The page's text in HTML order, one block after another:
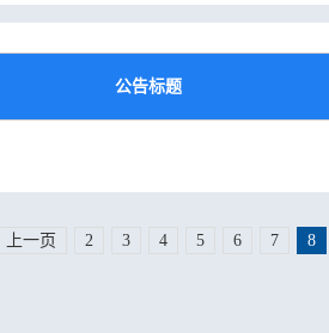
公告标题
上一页 2 3 4 5 6 7 8